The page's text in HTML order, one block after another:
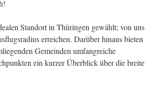
Standort in Thüringen gewählt; von uns
erreichen. Darüber hinaus bieten
Gemeinden umfangreiche
ein kurzer Überblick über die breite